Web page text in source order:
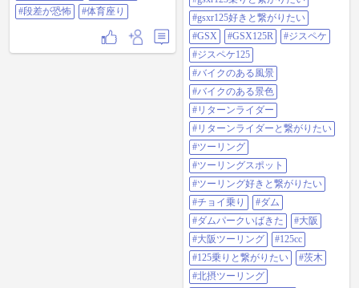
#段差が恐怖
#体育座り
待。 駐車場は2輪無料で、 ゲート
の横に2輪用の擦り抜けゾーン有り
ます。 オープン仕立ての綺麗なト
イレと自販機有るので、 休憩には
使えるかな🤔 北摂のラルプデュエ
ズの手前です😊 #gsxr #gsxr125
#gsxr125乗りと繋がりたい #gsxr125
好きと繋がりたい #GSX #GSX125R
#ジスペケ #ジスペケ125 #バイクの
ある風景 #バイクのある景色 #リタ
ーンライダー #リターンライダーと
繋がりたい #ツーリング #ツーリン
グスポット #ツーリング好きと繋が
りたい #チョイ乗り #ダム #ダムパ
ークいばきた #大阪 #大阪ツーリン
グ #125cc #125乗りと繋がりたい#茨
木 #北摂ツーリング #北摂のラルプ
デュエズ #下道ライダー #下道ツー
リング
#gsxr125好きと繋がりたい
#GSX
#GSX125R
#ジスペケ
#ジスペケ125
#バイクのある風景
#バイクのある景色
#リターンライダー
#リターンライダーと繋がりたい
#ツーリング
#ツーリングスポット
#ツーリング好きと繋がりたい
#チョイ乗り
#ダム
#ダムパークいばきた
#大阪
#大阪ツーリング
#125cc
#125乗りと繋がりたい
#茨木
#北摂ツーリング